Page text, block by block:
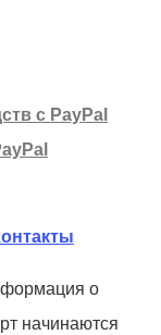
с PayPal
о
начинаются